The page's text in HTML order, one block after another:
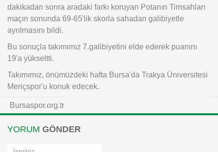
dakikadan sonra aradaki farkı koruyan Potanın Timsahları
maçın sonunda 69-65'lik skorla sahadan galibiyetle
ayrılmasını bildi.
Bu sonuçla takımımız 7.galibiyetini elde ederek puanını
19'a yükseltti.
Takımımız, önümüzdeki hafta Bursa'da Trakya Üniversitesi
Meriçspor'u konuk edecek.
Bursaspor.org.tr
YORUM GÖNDER